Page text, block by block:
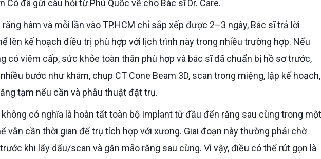
Cô đã gửi câu hỏi từ Phú Quốc về cho Bác sĩ Dr. Care.
lên kế hoạch điều trị phù hợp với lịch trình này trong nhiều trường hợp. Nếu
có viêm cấp, sức khỏe toàn thân phù hợp và bác sĩ đã chuẩn bị hồ sơ trước,
bước như khám, chụp CT Cone Beam 3D, scan trong miệng, lập kế hoạch,
tạm nếu cần và phẫu thuật đặt trụ.
vẫn cần thời gian để trụ tích hợp với xương. Giai đoạn này thường phải chờ
khi lấy dấu/scan và gắn mão răng sau cùng. Vì vậy, điều có thể rút gọn là